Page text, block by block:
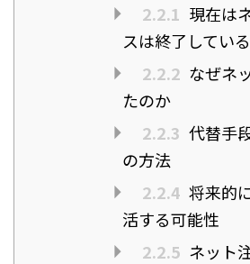
2.2.1 現在は
スは終了している
2.2.2 なぜネ
たのか
2.2.3 代替手
の方法
2.2.4 将来的
活する可能性
2.2.5 ネット